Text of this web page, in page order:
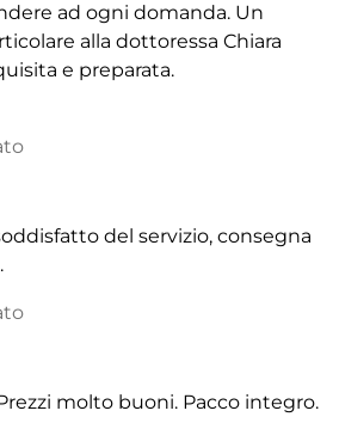
ad ogni domanda. Un
alla dottoressa Chiara
e preparata.
del servizio, consegna
molto buoni. Pacco integro.